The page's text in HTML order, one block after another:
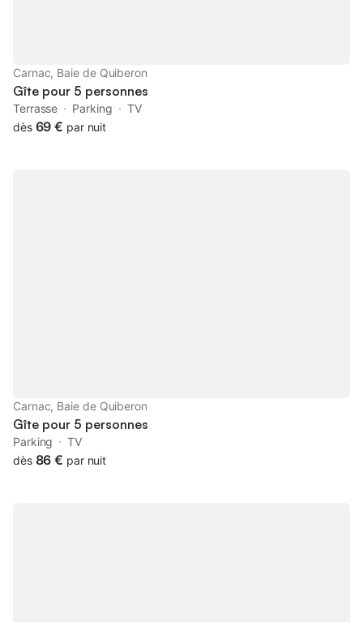
Ménage de fin de séjour : 65 €. Ce logement est diffusé par un
professionnel. Sauf mention cont
Carnac, Baie de Quiberon
Gîte pour 5 personnes
Terrasse Parking
TV
dès 69 € par nuit
Carnac, Baie de Quiberon
Gîte pour 5 personnes
Parking
TV
dès 86 € par nuit